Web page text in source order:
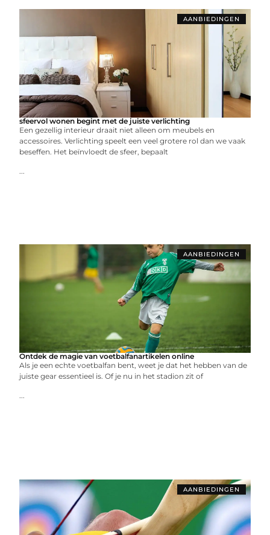
AANBIEDINGEN
sfeervol wonen begint met de juiste verlichting
Een gezellig interieur draait niet alleen om meubels en
accessoires. Verlichting speelt een veel grotere rol dan we vaak
beseffen. Het beïnvloedt de sfeer, bepaalt
...
AANBIEDINGEN
Ontdek de magie van voetbalfanartikelen online
Als je een echte voetbalfan bent, weet je dat het hebben van de
juiste gear essentieel is. Of je nu in het stadion zit of
...
AANBIEDINGEN